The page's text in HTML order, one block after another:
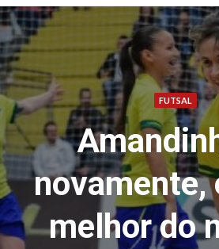
Menu
FUTSAL
novamente,
melhor do